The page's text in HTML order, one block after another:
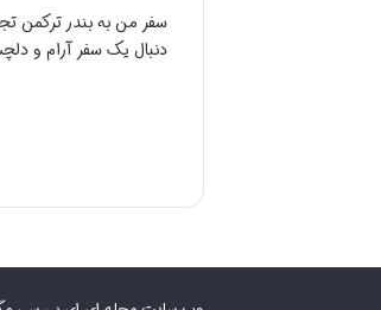
سفر من به بندر ترکمن
دنبال یک سفر آرام و